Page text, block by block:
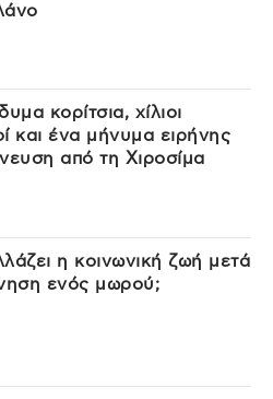
κορίτσια, χίλιοι
και ένα μήνυμα ειρήνης
από τη Χιροσίμα
η κοινωνική ζωή μετά
ενός μωρού;